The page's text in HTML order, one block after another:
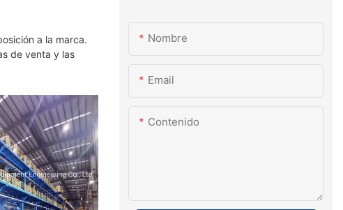
a la marca.
de venta y las
Nombre
Email
Contenido